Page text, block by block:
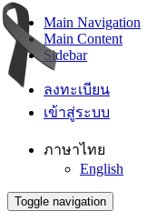
Main Navigation
Main Content
Sidebar
ลงทะเบียน
เข้าสู่ระบบ
ภาษาไทย
English
Toggle navigation